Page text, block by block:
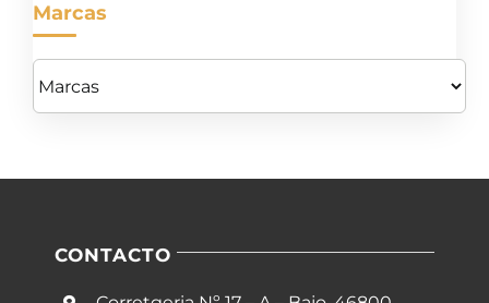
Marcas
CONTACTO